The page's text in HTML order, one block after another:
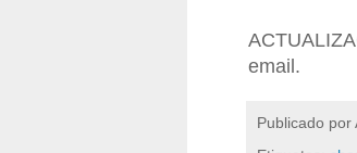
email.
Publicado por